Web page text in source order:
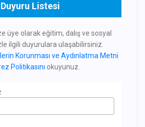
Duyuru Listesi
üye olarak eğitim, dalış ve sosyal
ilgili duyurulara ulaşabilirsiniz.
Korunması ve Aydınlatma Metni
Politikasını okuyunuz.